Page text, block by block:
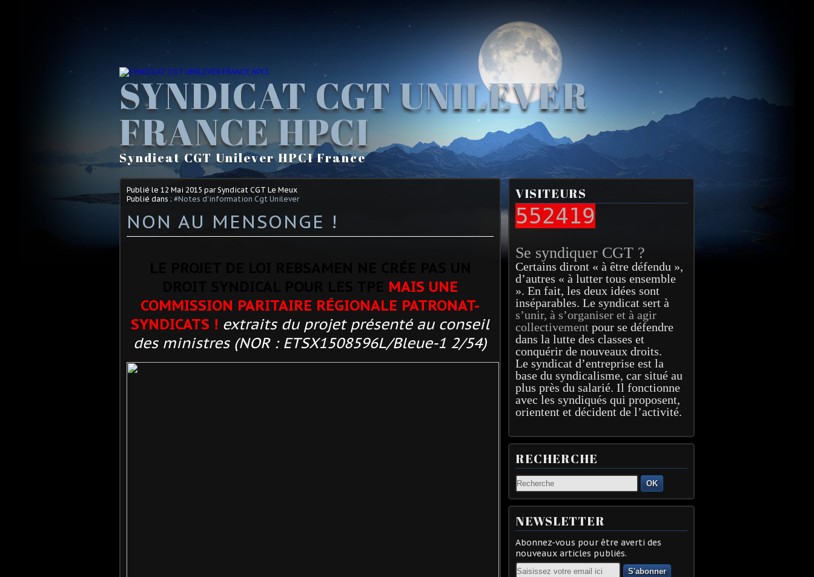
SYNDICAT CGT UNILEVER
FRANCE HPCI
Syndicat CGT Unilever HPCI France
Publié le 12 Mai 2015 par Syndicat CGT Le Meux
Publié dans : #Notes d'information Cgt Unilever
NON AU MENSONGE !
MAIS UNE
COMMISSION PARITAIRE RÉGIONALE PATRONAT-
SYNDICATS ! extraits du projet présenté au conseil
des ministres (NOR : ETSX1508596L/Bleue-1 2/54)
VISITEURS
552419
Se syndiquer CGT ?
Certains diront « à être défendu »,
d’autres « à lutter tous ensemble
». En fait, les deux idées sont
inséparables. Le syndicat sert à
s’unir, à s’organiser et à agir
collectivement pour se défendre
dans la lutte des classes et
conquérir de nouveaux droits.
Le syndicat d’entreprise est la
base du syndicalisme, car situé au
plus près du salarié. Il fonctionne
avec les syndiqués qui proposent,
orientent et décident de l’activité.
RECHERCHE
OK
NEWSLETTER
Abonnez-vous pour être averti des
nouveaux articles publiés.
Email